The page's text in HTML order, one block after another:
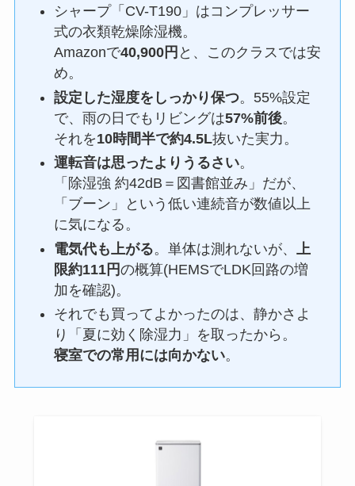
シャープ「CV-T190」はコンプレッサー
式の衣類乾燥除湿機。
Amazonで40,900円 と、このクラスでは安
め。
設定した湿度をしっかり保つ。55%設定
で、雨の日でもリビングは57%前後。
それを10時間半で約4.5L抜いた実力。
運転音は思ったよりうるさい。
「除湿強 約42dB＝図書館並み」だが、
「ブーン」という低い連続音が数値以上
に気になる。
電気代も上がる。単体は測れないが、
上
限約111円の概算(HEMSでLDK回路の増
加を確認)。
それでも買ってよかったのは、静かさよ
り「夏に効く除湿力」を取ったから。
寝室での常用には向かない。